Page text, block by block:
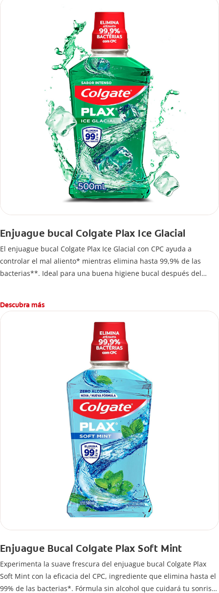
Enjuague bucal Colgate Plax Ice Glacial
El enjuague bucal Colgate Plax Ice Glacial con CPC ayuda a
controlar el mal aliento* mientras elimina hasta 99,9% de las
bacterias**. Ideal para una buena higiene bucal después del
Descubra más
Enjuague Bucal Colgate Plax Soft Mint
Experimenta la suave frescura del enjuague bucal Colgate Plax
Soft Mint con la eficacia del CPC, ingrediente que elimina hasta el
99% de las bacterias*. Fórmula sin alcohol que cuidará tu sonrisa